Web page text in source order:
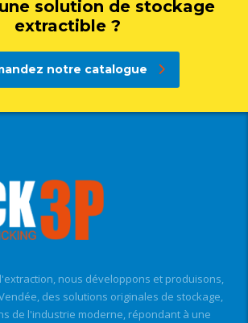
solution de stockage
extractible ?
notre catalogue
nous développons et produisons,
des solutions originales de stockage,
de l'industrie moderne, répondant à une